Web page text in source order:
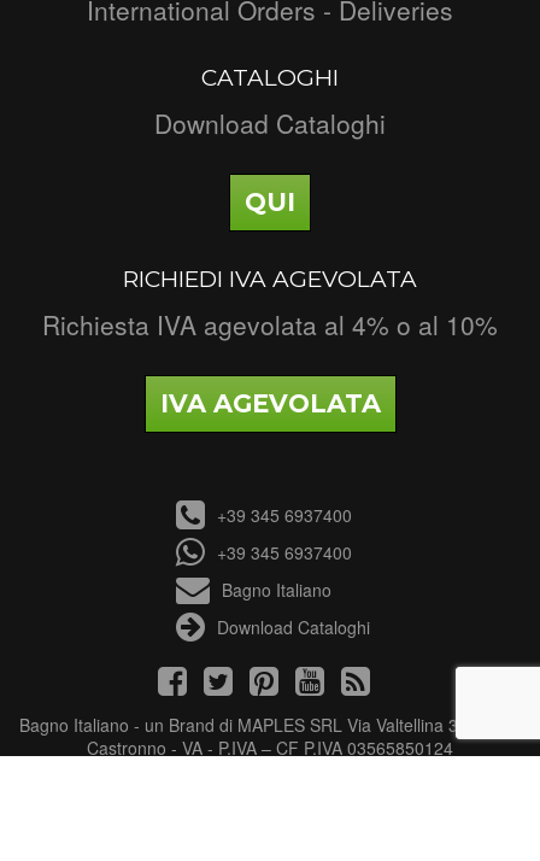
International Orders - Deliveries
CATALOGHI
Download Cataloghi
QUI
RICHIEDI IVA AGEVOLATA
Richiesta IVA agevolata al 4% o al 10%
IVA AGEVOLATA
+39 345 6937400
+39 345 6937400
Bagno Italiano
Download Cataloghi
Bagno Italiano - un Brand di MAPLES SRL Via Valtellina 3 - 21040
Castronno - VA - P.IVA – CF P.IVA 03565850124